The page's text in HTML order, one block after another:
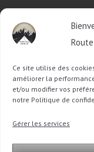
Route
Ce site utilise des
améliorer la
et/ou modifier vos
notre Politique de
Gérer les services
RETROUVEZ-MOI
OU SUR TWITTER
Follow